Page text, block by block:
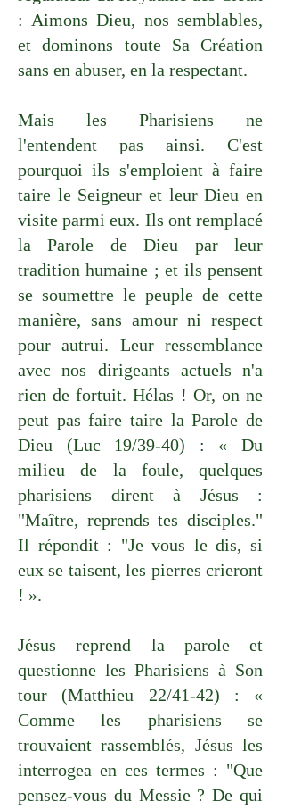
: Aimons Dieu, nos semblables,
et dominons toute Sa Création
sans en abuser, en la respectant.
Mais les Pharisiens ne
l'entendent pas ainsi. C'est
pourquoi ils s'emploient à faire
taire le Seigneur et leur Dieu en
visite parmi eux. Ils ont remplacé
la Parole de Dieu par leur
tradition humaine ; et ils pensent
se soumettre le peuple de cette
manière, sans amour ni respect
pour autrui. Leur ressemblance
avec nos dirigeants actuels n'a
rien de fortuit. Hélas ! Or, on ne
peut pas faire taire la Parole de
Dieu (Luc 19/39-40) : « Du
milieu de la foule, quelques
pharisiens dirent à Jésus :
"Maître, reprends tes disciples."
Il répondit : "Je vous le dis, si
eux se taisent, les pierres crieront
! ».
Jésus reprend la parole et
questionne les Pharisiens à Son
tour (Matthieu 22/41-42) : «
Comme les pharisiens se
trouvaient rassemblés, Jésus les
interrogea en ces termes : "Que
pensez-vous du Messie ? De qui